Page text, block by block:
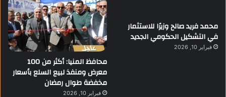
محمد فريد صالح وزيرًا للاستثمار
في التشكيل الحكومي الجديد
فبراير 10, 2026
محافظ المنيا: أكثر من 100
معرض ومنفذ لبيع السلع بأسعار
مخفضة طوال رمضان
فبراير 10, 2026